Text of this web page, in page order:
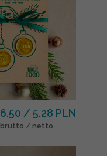
6.50 / 5.28 PLN
brutto / netto